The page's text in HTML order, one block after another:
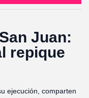
Juan:
repique
ejecución, comparten